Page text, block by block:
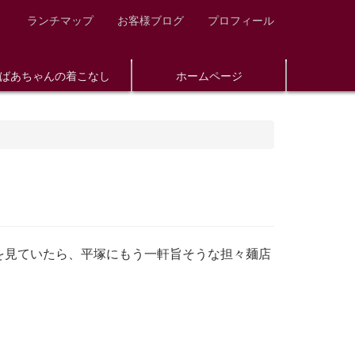
ランチマップ お客様ブログ プロフィール
ばあちゃんの着こなし ホームページ
ていたら、平塚にもう一軒旨そうな担々麺店